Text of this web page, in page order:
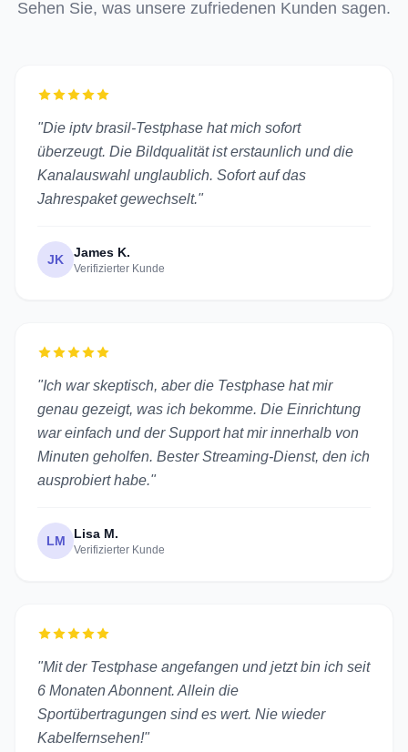
Sehen Sie, was unsere zufriedenen Kunden sagen.
"Die iptv brasil-Testphase hat mich sofort
überzeugt. Die Bildqualität ist erstaunlich und die
Kanalauswahl unglaublich. Sofort auf das
Jahrespaket gewechselt."
JK James K.
Verifizierter Kunde
"Ich war skeptisch, aber die Testphase hat mir
genau gezeigt, was ich bekomme. Die Einrichtung
war einfach und der Support hat mir innerhalb von
Minuten geholfen. Bester Streaming-Dienst, den ich
ausprobiert habe."
LM Lisa M.
Verifizierter Kunde
"Mit der Testphase angefangen und jetzt bin ich seit
6 Monaten Abonnent. Allein die
Sportübertragungen sind es wert. Nie wieder
Kabelfernsehen!"